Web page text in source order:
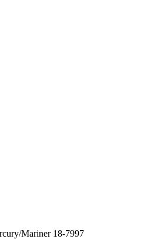
Mariner 18-7997